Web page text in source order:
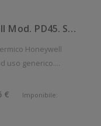
PD45S0FE010000300 Honeywell Mod. PD45. Stampante di etichette.
Honeywell
stampa: 100
Supporto di
€ Imponibile: